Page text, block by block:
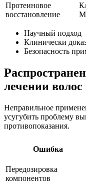
Протеиновое
восстановление
Научный подход
Клинически
Безопасность
лечении
Неправильное
усугубить проблему
противопоказания.
Ошибка
Передозировка
компонентов